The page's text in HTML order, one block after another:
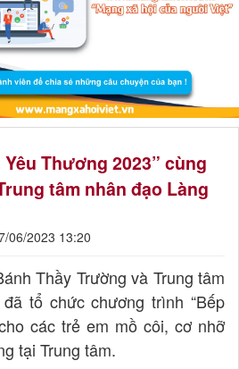
Thương 2023” cùng
tâm nhân đạo Làng
06/2023 13:20
Thầy Trường và Trung tâm
tổ chức chương trình “Bếp
các trẻ em mồ côi, cơ nhỡ
tại Trung tâm.